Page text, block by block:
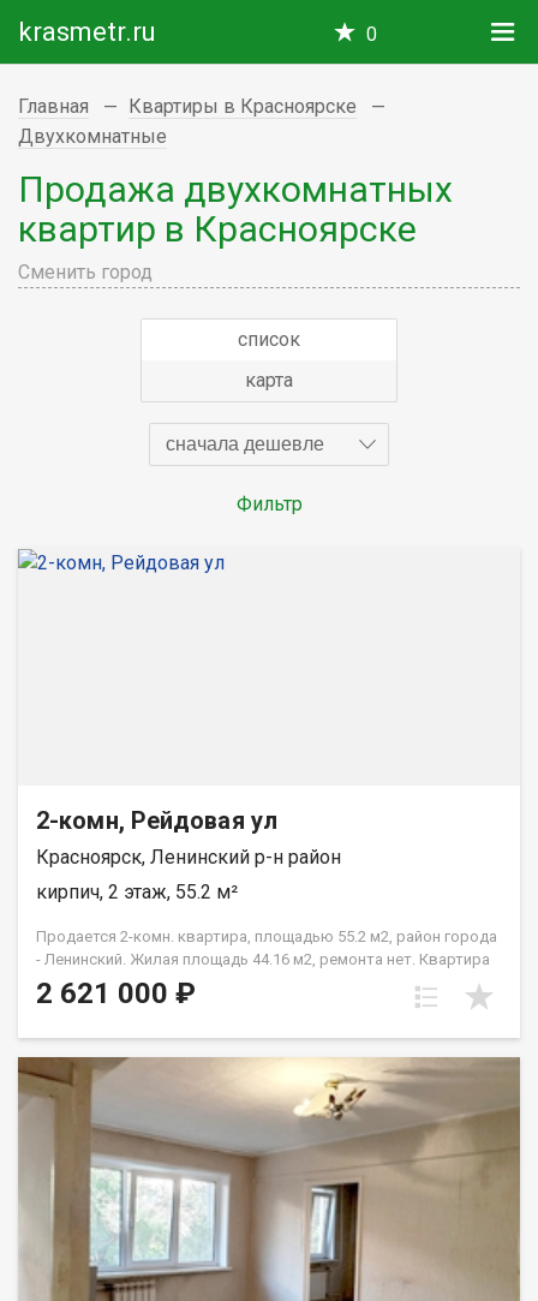
krasmetr.ru 0
Главная
Квартиры в Красноярске
Двухкомнатные
Продажа двухкомнатных
квартир в Красноярске
Сменить город
список
карта
сначала дешевле
Фильтр
2-комн, Рейдовая ул
Красноярск, Ленинский р-н район
кирпич, 2 этаж, 55.2 м²
Продается 2-комн. квартира, площадью 55.2 м2, район города
- Ленинский. Жилая площадь 44.16 м2, ремонта нет. Квартира
располагается на 2 этаже 3-этажного кирпичного дома 1984
года постройки. Отдел продаж
2 621 000 ₽